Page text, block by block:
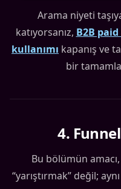
Arama niyeti
katıyorsanız, B2B
kullanımı kapanış ve
bir
4. Funnel
Bu bölümün
“yarıştırmak” değil;